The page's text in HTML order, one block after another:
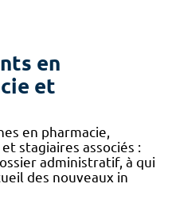
en
et
en pharmacie,
stagiaires associés :
administratif, à qui
des nouveaux in